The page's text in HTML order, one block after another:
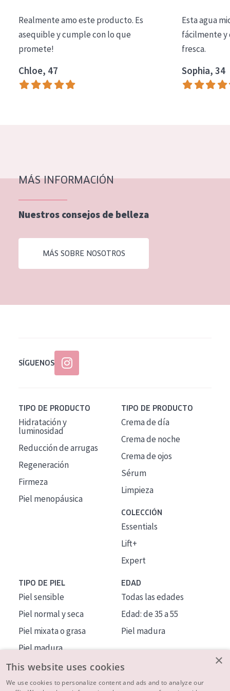
Essentials
Lift+
Expert
Piel madura
Piel menopáusica
EDAD
Realmente amo este producto. Es
asequible y cumple con lo que
promete!
Chloe, 47
Esta agua
fácilmente y
fresca.
Sophia, 34
MÁS INFORMACIÓN
Nuestros consejos de belleza
MÁS SOBRE NOSOTROS
SÍGUENOS
TIPO DE PRODUCTO
Hidratación y
luminosidad
Reducción de arrugas
Regeneración
Firmeza
Piel menopáusica
TIPO DE PRODUCTO
Crema de día
Crema de noche
Crema de ojos
Sérum
Limpieza
COLECCIÓN
Essentials
Lift+
Expert
TIPO DE PIEL
Piel sensible
Piel normal y seca
Piel mixata o grasa
Piel madura
Piel expuesta al sol
Piel menopáusica
EDAD
Todas las edades
Edad: de 35 a 55
Piel madura
×
This website uses cookies
We use cookies to personalize content and ads and to analyze our